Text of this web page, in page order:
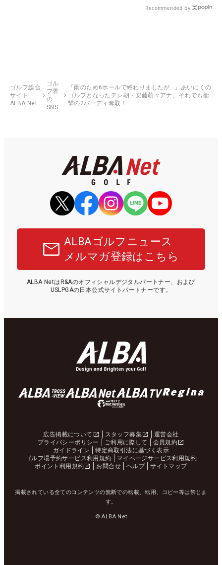
Recommended by
ゴルフ総合
サイト
ALBA Net
ゴル
フ界
の
SNS
「雨のため6ホールで終わりましたが…」あいにくの
ゴルフとなったテレ朝・安藤萌々アナ、それでも衝
撃の2バーディ奪取！
ALBAゴルフニュース
メルマガ登録はこちら
ALBA NetはR&Aのオフィシャルデジタルパートナー、および
USLPGAの日本公式サイトパートナーです。
広告掲載について スタッフ募集
運営会社
プライバシーポリシー
ご利用に際して
会員規約
ガイドライン
特定商取引法に基づく表示
ゴルフ場予約サービス利用規約
マイページサービス利用規約
ポイント利用規約
お問合せ ヘルプ サイトマップ
掲載されている全てのコンテンツの無断での転載、転用、コピー等は禁じま
す。
© ALBA Net